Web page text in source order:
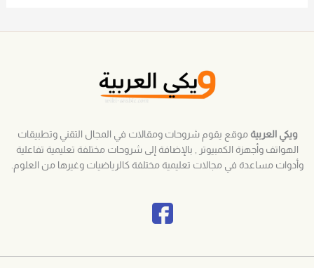
ويكي العربية موقع يقوم شروحات ومقالات في المجال التقني وتطبيقات
الهواتف وأجهزة الكمبيوتر , بالإضافة إلى شروحات مختلفة تعليمية تفاعلية
وأدوات مساعدة في مجالات تعليمية مختلفة كالرياضيات وغيرها من العلوم.